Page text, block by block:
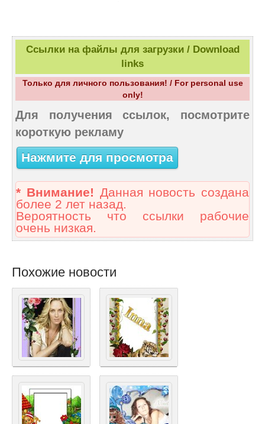
Ссылки на файлы для загрузки / Download
links
Только для личного пользования! / For personal use
only!
Для получения ссылок, посмотрите
короткую рекламу
Нажмите для просмотра
* Внимание! Данная новость создана
более 2 лет назад.
Вероятность что ссылки рабочие
очень низкая.
Похожие новости